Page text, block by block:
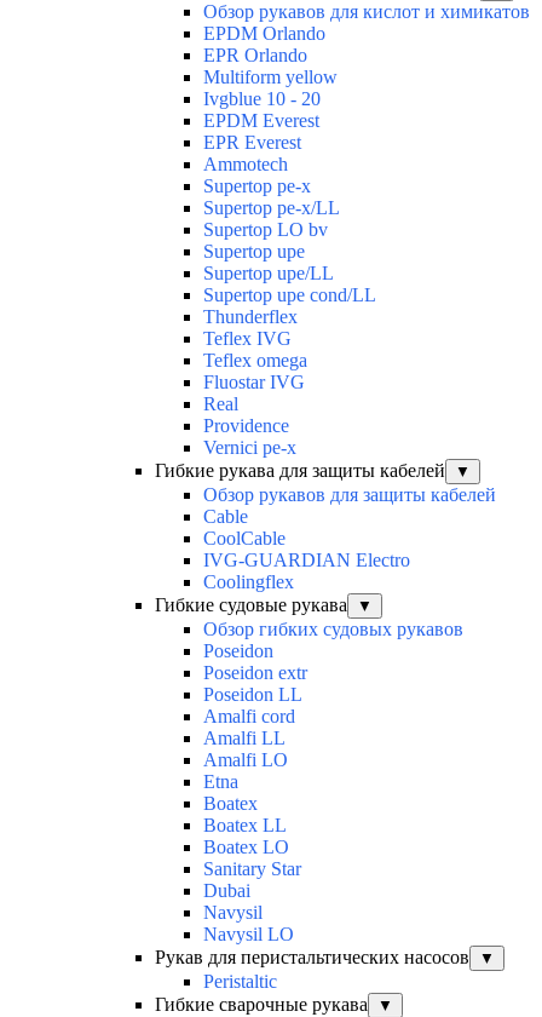
Обзор рукавов для кислот и химикатов
EPDM Orlando
EPR Orlando
Multiform yellow
Ivgblue 10 - 20
EPDM Everest
EPR Everest
Ammotech
Supertop pe-x
Supertop pe-x/LL
Supertop LO bv
Supertop upe
Supertop upe/LL
Supertop upe cond/LL
Thunderflex
Teflex IVG
Teflex omega
Fluostar IVG
Real
Providence
Vernici pe-x
Гибкие рукава для защиты кабелей
▼
Обзор рукавов для защиты кабелей
Cable
CoolCable
IVG-GUARDIAN Electro
Coolingflex
Гибкие судовые рукава
▼
Обзор гибких судовых рукавов
Poseidon
Poseidon extr
Poseidon LL
Amalfi cord
Amalfi LL
Amalfi LO
Etna
Boatex
Boatex LL
Boatex LO
Sanitary Star
Dubai
Navysil
Navysil LO
Рукав для перистальтических насосов
▼
Peristaltic
Гибкие сварочные рукава
▼